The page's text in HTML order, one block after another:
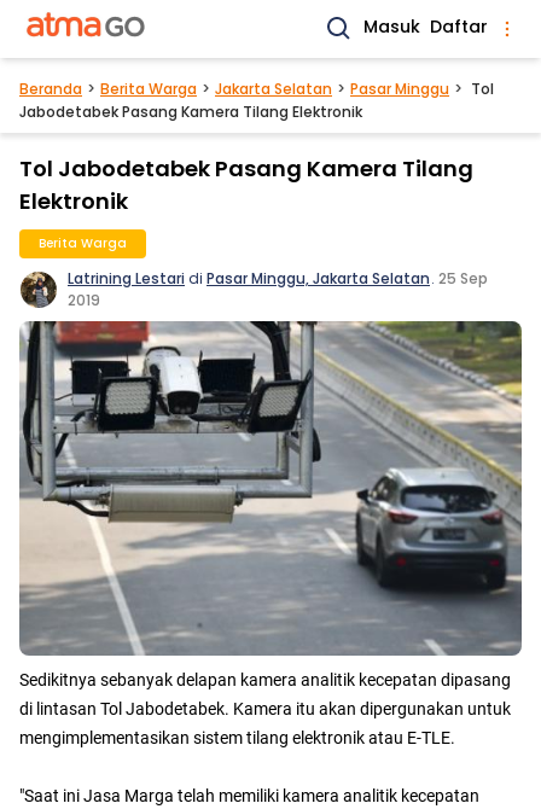
Masuk Daftar
Beranda Berita Warga Jakarta Selatan Pasar Minggu
Tol
Jabodetabek Pasang Kamera Tilang Elektronik
Tol Jabodetabek Pasang Kamera Tilang
Elektronik
Berita Warga
Latrining Lestaridi Pasar Minggu, Jakarta Selatan. 25 Sep
2019
Sedikitnya sebanyak delapan kamera analitik kecepatan dipasang
di lintasan Tol Jabodetabek. Kamera itu akan dipergunakan untuk
mengimplementasikan sistem tilang elektronik atau E-TLE.
"Saat ini Jasa Marga telah memiliki kamera analitik kecepatan